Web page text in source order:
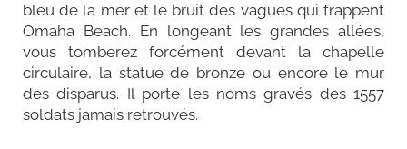
bleu de la mer et le bruit des vagues qui frappent
Omaha Beach. En longeant les grandes allées,
vous tomberez forcément devant la chapelle
circulaire, la statue de bronze ou encore le mur
des disparus. Il porte les noms gravés des 1557
soldats jamais retrouvés.